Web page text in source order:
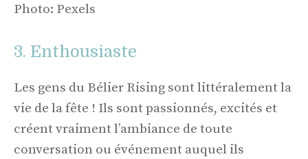
Photo: Pexels
3. Enthousiaste
Les gens du Bélier Rising sont littéralement la
vie de la fête ! Ils sont passionnés, excités et
créent vraiment l’ambiance de toute
conversation ou événement auquel ils